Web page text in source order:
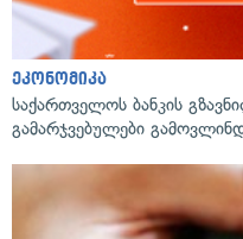
ეკონომიკა
საქართველოს ბანკის
გამარჯვებულები